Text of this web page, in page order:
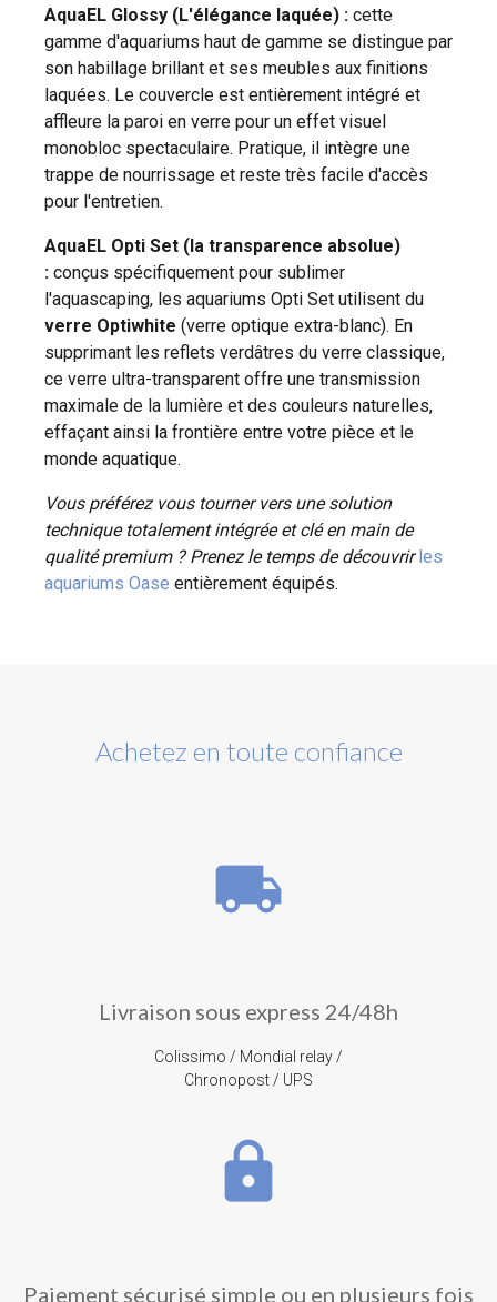
AquaEL Glossy (L'élégance laquée) : cette
gamme d'aquariums haut de gamme se distingue par
son habillage brillant et ses meubles aux finitions
laquées. Le couvercle est entièrement intégré et
affleure la paroi en verre pour un effet visuel
monobloc spectaculaire. Pratique, il intègre une
trappe de nourrissage et reste très facile d'accès
pour l'entretien.
AquaEL Opti Set (la transparence absolue)
: conçus spécifiquement pour sublimer
l'aquascaping, les aquariums Opti Set utilisent du
verre Optiwhite (verre optique extra-blanc). En
supprimant les reflets verdâtres du verre classique,
ce verre ultra-transparent offre une transmission
maximale de la lumière et des couleurs naturelles,
effaçant ainsi la frontière entre votre pièce et le
monde aquatique.
Vous préférez vous tourner vers une solution
technique totalement intégrée et clé en main de
qualité premium ? Prenez le temps de découvrir les
aquariums Oase entièrement équipés.
Achetez en toute confiance
local_shipping
Livraison sous express 24/48h
Colissimo / Mondial relay /
Chronopost / UPS
lock
Paiement sécurisé simple ou en plusieurs fois